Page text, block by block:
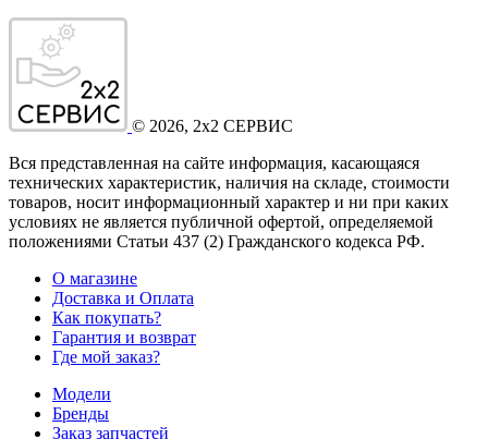
© 2026, 2x2 СЕРВИС
Вся представленная на сайте информация, касающаяся
технических характеристик, наличия на складе, стоимости
товаров, носит информационный характер и ни при каких
условиях не является публичной офертой, определяемой
положениями Статьи 437 (2) Гражданского кодекса РФ.
О магазине
Доставка и Оплата
Как покупать?
Гарантия и возврат
Где мой заказ?
Модели
Бренды
Заказ запчастей